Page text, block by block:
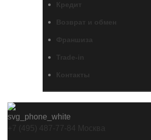
Кредит
Возврат и обмен
Контакты
+7 (495) 487-77-84 Москва